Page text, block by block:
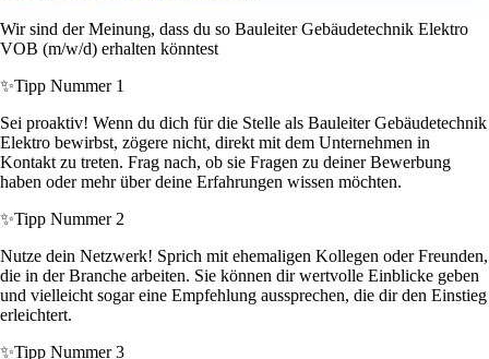
Wir sind der Meinung, dass du so Bauleiter Gebäudetechnik Elektro
VOB (m/w/d) erhalten könntest
✨Tipp Nummer 1
Sei proaktiv! Wenn du dich für die Stelle als Bauleiter Gebäudetechnik
Elektro bewirbst, zögere nicht, direkt mit dem Unternehmen in
Kontakt zu treten. Frag nach, ob sie Fragen zu deiner Bewerbung
haben oder mehr über deine Erfahrungen wissen möchten.
✨Tipp Nummer 2
Nutze dein Netzwerk! Sprich mit ehemaligen Kollegen oder Freunden,
die in der Branche arbeiten. Sie können dir wertvolle Einblicke geben
und vielleicht sogar eine Empfehlung aussprechen, die dir den Einstieg
erleichtert.
✨Tipp Nummer 3